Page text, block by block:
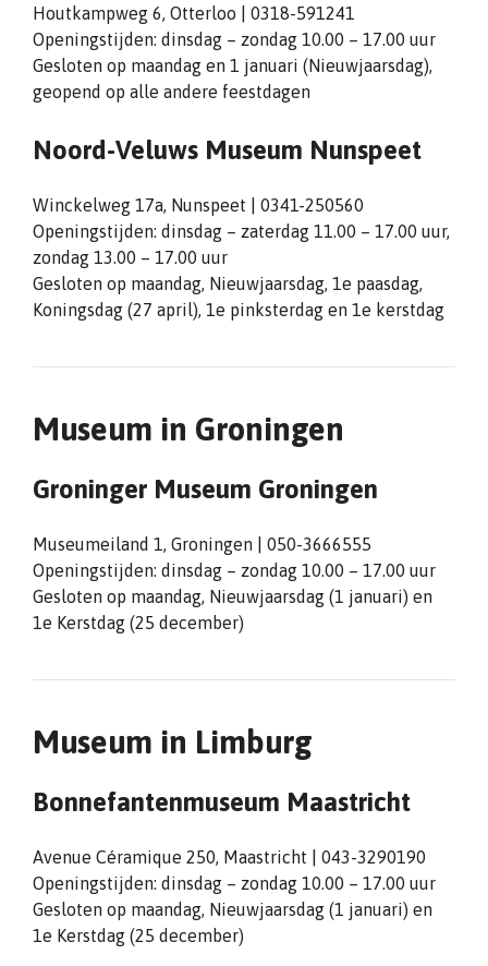
Houtkampweg 6, Otterloo | 0318-591241
Openingstijden: dinsdag – zondag 10.00 – 17.00 uur
Gesloten op maandag en 1 januari (Nieuwjaarsdag),
geopend op alle andere feestdagen
Noord-Veluws Museum Nunspeet
Winckelweg 17a, Nunspeet | 0341-250560
Openingstijden: dinsdag – zaterdag 11.00 – 17.00 uur,
zondag 13.00 – 17.00 uur
Gesloten op maandag, Nieuwjaarsdag, 1e paasdag,
Koningsdag (27 april), 1e pinksterdag en 1e kerstdag
Museum in Groningen
Groninger Museum Groningen
Museumeiland 1, Groningen | 050-3666555
Openingstijden: dinsdag – zondag 10.00 – 17.00 uur
Gesloten op maandag, Nieuwjaarsdag (1 januari) en
1e Kerstdag (25 december)
Museum in Limburg
Bonnefantenmuseum Maastricht
Avenue Céramique 250, Maastricht | 043-3290190
Openingstijden: dinsdag – zondag 10.00 – 17.00 uur
Gesloten op maandag, Nieuwjaarsdag (1 januari) en
1e Kerstdag (25 december)